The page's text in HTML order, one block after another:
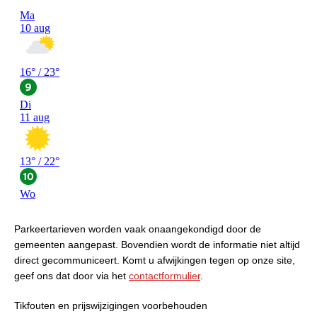
Parkeertarieven worden vaak onaangekondigd door de
gemeenten aangepast. Bovendien wordt de informatie niet altijd
direct gecommuniceert. Komt u afwijkingen tegen op onze site,
geef ons dat door via het contactformulier.
Tikfouten en prijswijzigingen voorbehouden